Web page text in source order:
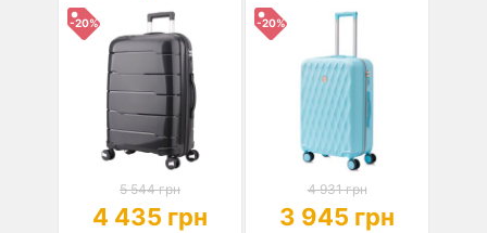
-20%
5 544 грн
4 435 грн
-20%
4 931 грн
3 945 грн